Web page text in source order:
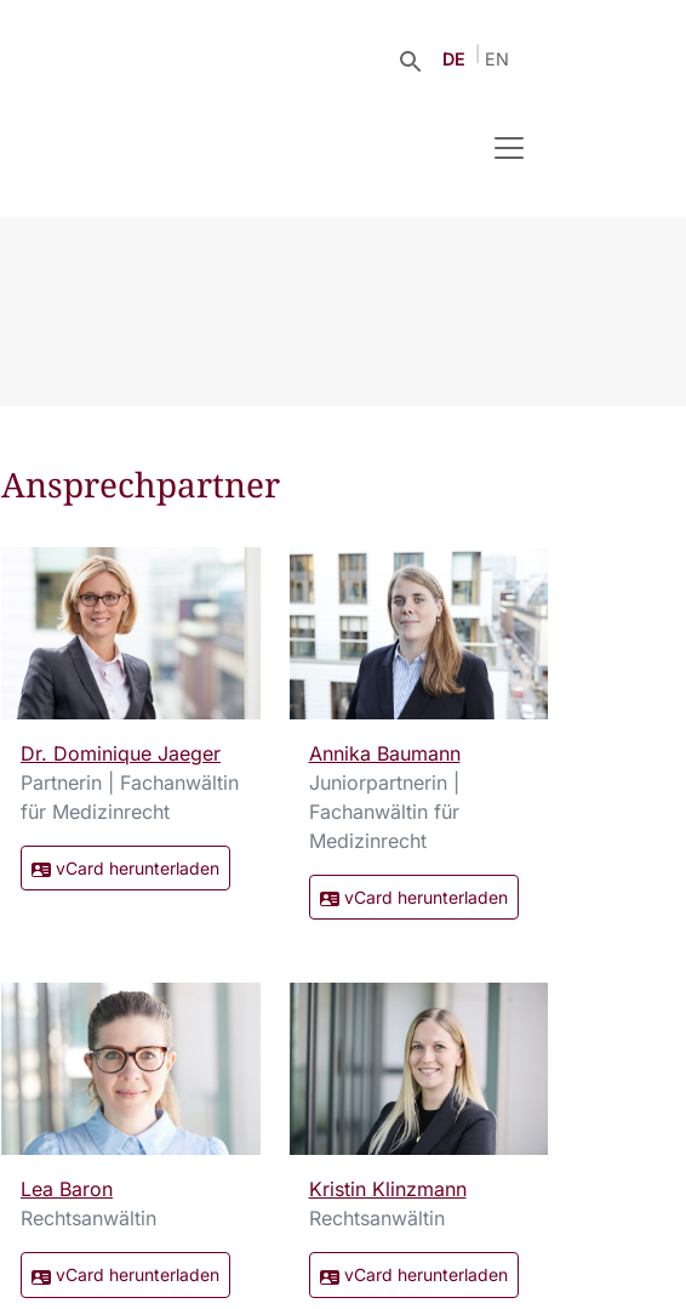
DE EN
Ansprechpartner
Dr. Dominique Jaeger
Partnerin | Fachanwältin
für Medizinrecht
vCard herunterladen
Annika Baumann
Juniorpartnerin |
Fachanwältin für
Medizinrecht
vCard herunterladen
Lea Baron
Rechtsanwältin
vCard herunterladen
Kristin Klinzmann
Rechtsanwältin
vCard herunterladen